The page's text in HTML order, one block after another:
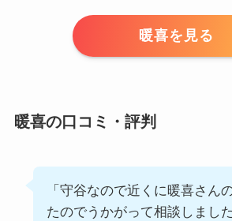
暖喜を見る
暖喜の口コミ・評判
「守谷なので近くに暖喜さん
たのでうかがって相談しまし